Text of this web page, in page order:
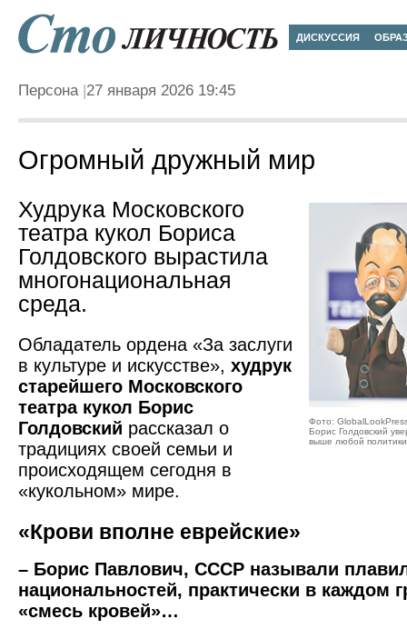
ДИСКУССИЯ
Персона 27 января 2026 19:45
Огромный дружный мир
Фото:
Борис Голдовский
выше любой
Худрука Московского
театра кукол Бориса
Голдовского вырастила
многонациональная
среда.
Обладатель ордена «За заслуги
в культуре и искусстве», худрук
старейшего Московского
театра кукол Борис
Голдовский рассказал о
традициях своей семьи и
происходящем сегодня в
«кукольном» мире.
«Крови вполне еврейские»
– Борис Павлович, СССР называли
национальностей, практически в каждом
«смесь кровей»…